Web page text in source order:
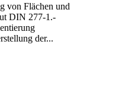
von Flächen und
DIN 277-1.-
der...